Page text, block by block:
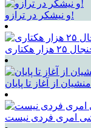
و نیشکر در ترازو!
از آغاز تا پایان